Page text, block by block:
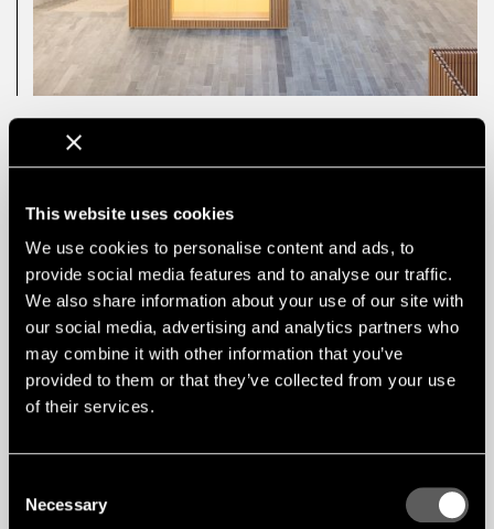
This website uses cookies
We use cookies to personalise content and ads, to
provide social media features and to analyse our traffic.
We also share information about your use of our site with
our social media, advertising and analytics partners who
may combine it with other information that you’ve
provided to them or that they’ve collected from your use
of their services.
Selection
Necessary
Zdjęcie: Adam Mørk
Zastosowany produkt: Liniowy RIB
Zastosowana okleina: Dąb